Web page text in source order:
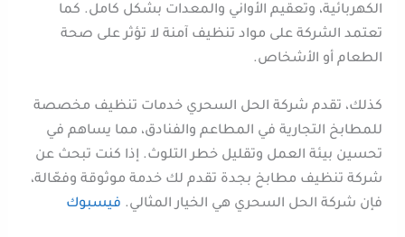
الكهربائية، وتعقيم الأواني والمعدات بشكل كامل. كما
تعتمد الشركة على مواد تنظيف آمنة لا تؤثر على صحة
الطعام أو الأشخاص.
كذلك، تقدم شركة الحل السحري خدمات تنظيف مخصصة
للمطابخ التجارية في المطاعم والفنادق، مما يساهم في
تحسين بيئة العمل وتقليل خطر التلوث. إذا كنت تبحث عن
شركة تنظيف مطابخ بجدة تقدم لك خدمة موثوقة وفعّالة،
فإن شركة الحل السحري هي الخيار المثالي. فيسبوك